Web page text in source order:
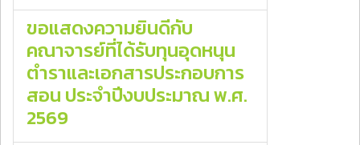
ขอแสดงความยินดีกับ
คณาจารย์ที่ได้รับทุนอุดหนุน
ตำราและเอกสารประกอบการ
สอน ประจำปีงบประมาณ พ.ศ.
2569